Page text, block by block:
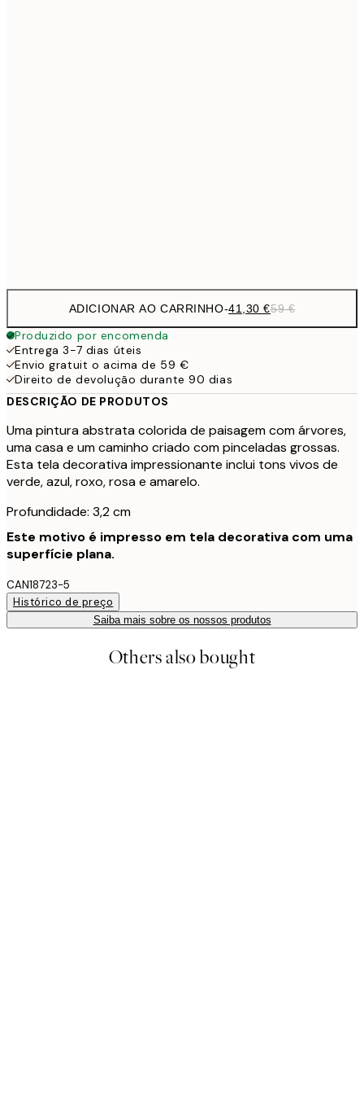
ADICIONAR AO CARRINHO-41,30 €59 €
Produzido por encomenda
Entrega 3-7 dias úteis
Envio gratuit o acima de 59 €
Direito de devolução durante 90 dias
DESCRIÇÃO DE PRODUTOS
Uma pintura abstrata colorida de paisagem com árvores,
uma casa e um caminho criado com pinceladas grossas.
Esta tela decorativa impressionante inclui tons vivos de
verde, azul, roxo, rosa e amarelo.
Profundidade: 3,2 cm
Este motivo é impresso em tela decorativa com uma
superfície plana.
CAN18723-5
Histórico de preço
Saiba mais sobre os nossos produtos
Others also bought